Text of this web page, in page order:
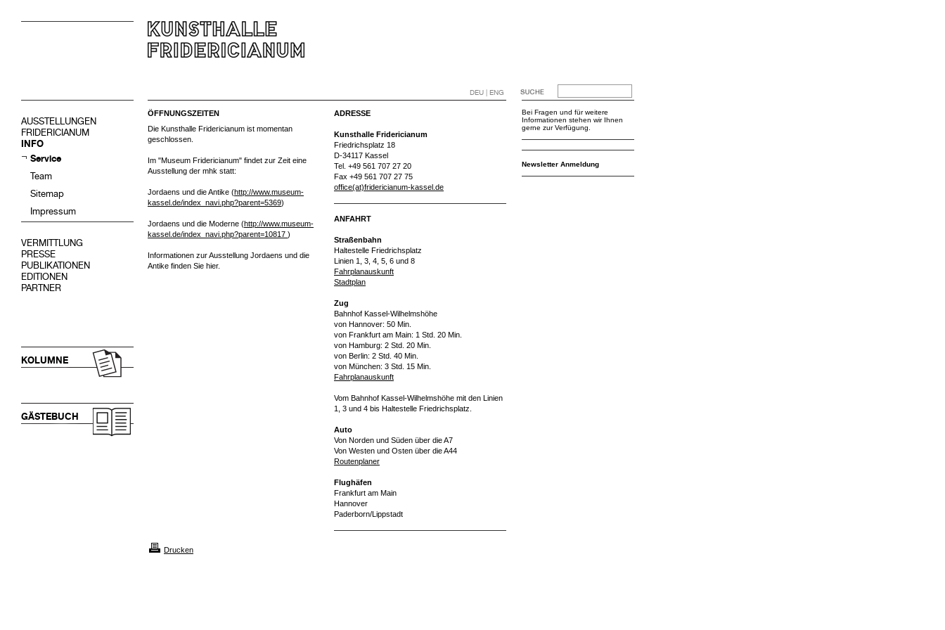
DEU | ENG
AUSSTELLUNGEN
FRIDERICIANUM
INFO
Service
Team
Sitemap
Impressum
VERMITTLUNG
PRESSE
PUBLIKATIONEN
EDITIONEN
PARTNER
KOLUMNE
GÄSTEBUCH
ÖFFNUNGSZEITEN
Die Kunsthalle Fridericianum ist momentan
geschlossen.
Im "Museum Fridericianum" findet zur Zeit eine
Ausstellung der mhk statt:
Jordaens und die Antike (http://www.museum-
kassel.de/index_navi.php?parent=5369)
Jordaens und die Moderne (http://www.museum-
kassel.de/index_navi.php?parent=10817 )
Informationen zur Ausstellung Jordaens und die
Antike finden Sie hier.
ADRESSE
Kunsthalle Fridericianum
Friedrichsplatz 18
D-34117 Kassel
Tel. +49 561 707 27 20
Fax +49 561 707 27 75
office(at)fridericianum-kassel.de
ANFAHRT
Straßenbahn
Haltestelle Friedrichsplatz
Linien 1, 3, 4, 5, 6 und 8
Fahrplanauskunft
Stadtplan
Zug
Bahnhof Kassel-Wilhelmshöhe
von Hannover: 50 Min.
von Frankfurt am Main: 1 Std. 20 Min.
von Hamburg: 2 Std. 20 Min.
von Berlin: 2 Std. 40 Min.
von München: 3 Std. 15 Min.
Fahrplanauskunft
Vom Bahnhof Kassel-Wilhelmshöhe mit den Linien
1, 3 und 4 bis Haltestelle Friedrichsplatz.
Auto
Von Norden und Süden über die A7
Von Westen und Osten über die A44
Routenplaner
Flughäfen
Frankfurt am Main
Hannover
Paderborn/Lippstadt
Drucken
Bei Fragen und für weitere
Informationen stehen wir Ihnen
gerne zur Verfügung.
Newsletter Anmeldung